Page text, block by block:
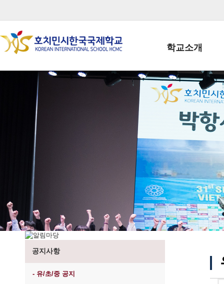
학교소개
학교장인사말
학생회장인사말
학교상징
학교 CI
교직원현황
학생현황
위치/전화
전경사진
공지사항
- 유/초/중 공지